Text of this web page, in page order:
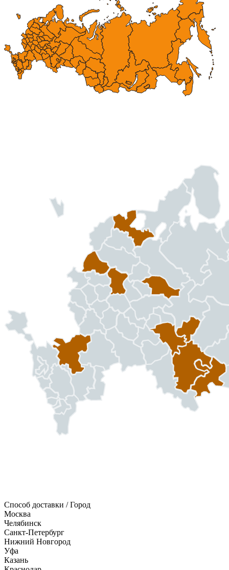
Способ доставки / Город
Москва
Челябинск
Санкт-Петербург
Нижний Новгород
Уфа
Казань